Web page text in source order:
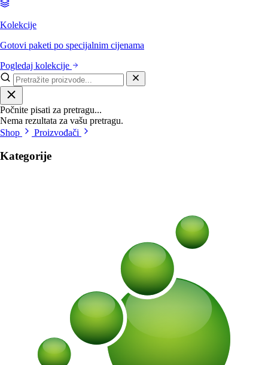
Kolekcije
Gotovi paketi po specijalnim cijenama
Pogledaj kolekcije
Počnite pisati za pretragu...
Nema rezultata za vašu pretragu.
Shop
Proizvođači
Kategorije